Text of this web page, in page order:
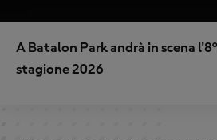
A Batalon Park andrà in scena
stagione 2026